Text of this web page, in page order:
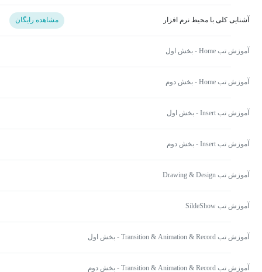
آشنایی کلی با محیط نرم افزار مشاهده رایگان
آموزش تب Home - بخش اول
آموزش تب Home - بخش دوم
آموزش تب Insert - بخش اول
آموزش تب Insert - بخش دوم
آموزش تب Drawing & Design
آموزش تب SildeShow
آموزش تب Transition & Animation & Record - بخش اول
آموزش تب Transition & Animation & Record - بخش دوم